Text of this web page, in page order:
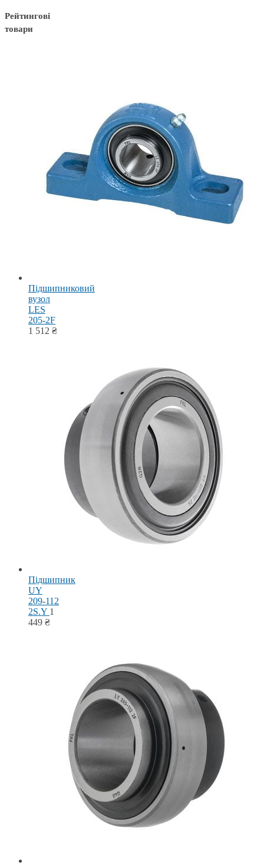
Рейтингові
товари
Підшипниковий
вузол
LES
205-2F
1 512 ₴
Підшипник
UY
209-112
2S.Y 1
449 ₴